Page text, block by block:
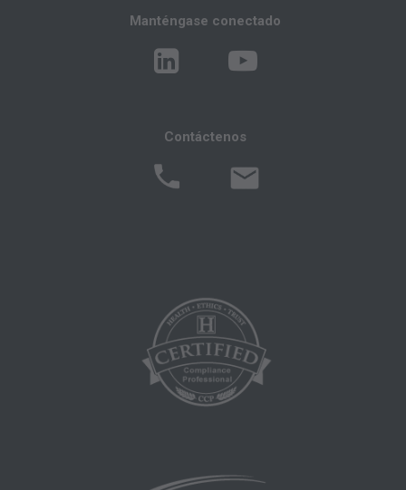
Manténgase conectado
Contáctenos
internamente dentro de su organización dentro
sus empleados y agentes. El uso está limitado
Medicare y Medicaid (CMS), anteriormente
conocido como Administración de
cumplan con los términos de este acuerdo.
Cualquier uso no autorizado en este documento
está prohibido, incluyendo a manera de
ilustración y no a manera de limitación,
haciendo copias de CPT para la reventa y/o
acuerdo, creando cualquier trabajo modificado